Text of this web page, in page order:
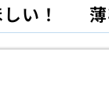
い！